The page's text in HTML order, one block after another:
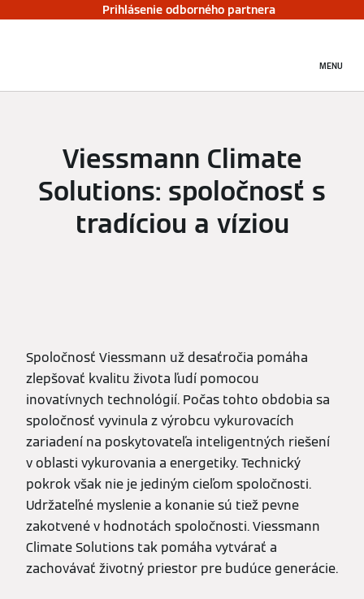
Prihlásenie odborného partnera
MENU
Viessmann Climate
Solutions: spoločnosť s
tradíciou a víziou
Spoločnosť Viessmann už desaťročia pomáha
zlepšovať kvalitu života ľudí pomocou
inovatívnych technológií. Počas tohto obdobia sa
spoločnosť vyvinula z výrobcu vykurovacích
zariadení na poskytovateľa inteligentných riešení
v oblasti vykurovania a energetiky. Technický
pokrok však nie je jediným cieľom spoločnosti.
Udržateľné myslenie a konanie sú tiež pevne
zakotvené v hodnotách spoločnosti. Viessmann
Climate Solutions tak pomáha vytvárať a
zachovávať životný priestor pre budúce generácie.